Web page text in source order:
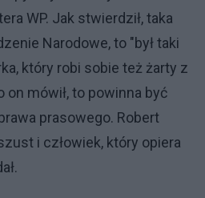
WP. Jak stwierdził, taka
Narodowe, to "był taki
który robi sobie też żarty z
on mówił, to powinna być
prasowego. Robert
i człowiek, który opiera